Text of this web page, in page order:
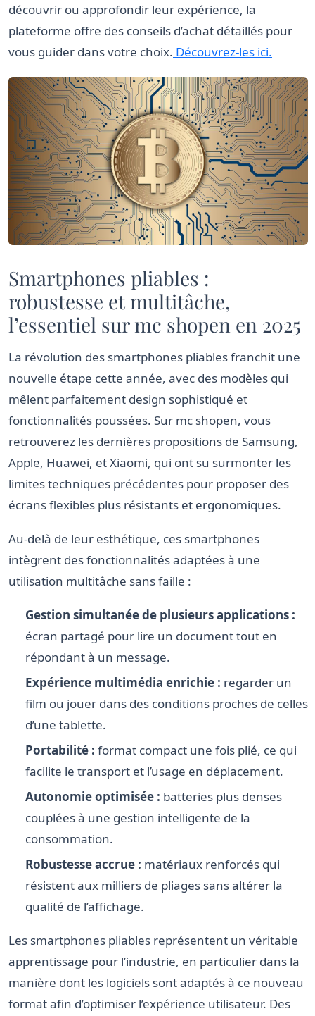
découvrir ou approfondir leur expérience, la
plateforme offre des conseils d’achat détaillés pour
vous guider dans votre choix. Découvrez-les ici.
Smartphones pliables :
robustesse et multitâche,
l’essentiel sur mc shopen en 2025
La révolution des smartphones pliables franchit une
nouvelle étape cette année, avec des modèles qui
mêlent parfaitement design sophistiqué et
fonctionnalités poussées. Sur mc shopen, vous
retrouverez les dernières propositions de Samsung,
Apple, Huawei, et Xiaomi, qui ont su surmonter les
limites techniques précédentes pour proposer des
écrans flexibles plus résistants et ergonomiques.
Au-delà de leur esthétique, ces smartphones
intègrent des fonctionnalités adaptées à une
utilisation multitâche sans faille :
Gestion simultanée de plusieurs applications :
écran partagé pour lire un document tout en
répondant à un message.
Expérience multimédia enrichie : regarder un
film ou jouer dans des conditions proches de celles
d’une tablette.
Portabilité : format compact une fois plié, ce qui
facilite le transport et l’usage en déplacement.
Autonomie optimisée : batteries plus denses
couplées à une gestion intelligente de la
consommation.
Robustesse accrue : matériaux renforcés qui
résistent aux milliers de pliages sans altérer la
qualité de l’affichage.
Les smartphones pliables représentent un véritable
apprentissage pour l’industrie, en particulier dans la
manière dont les logiciels sont adaptés à ce nouveau
format afin d’optimiser l’expérience utilisateur. Des